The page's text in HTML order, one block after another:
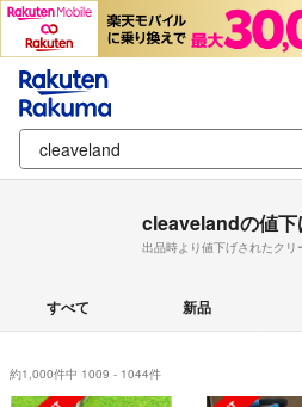
cleavelandの値下
出品時より値下げされたクリ
すべて 新品
約1,000件中 1009 - 1044件